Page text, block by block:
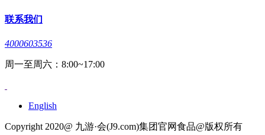
联系我们
4000603536
周一至周六：8:00~17:00
English
Copyright 2020@ 九游·会(J9.com)集团官网食品@版权所有